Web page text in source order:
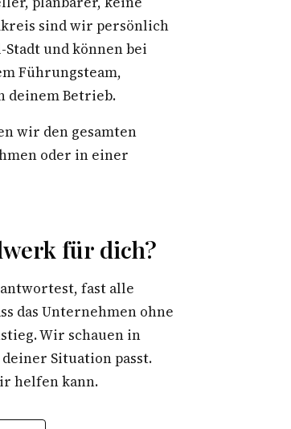
sind wir persönlich
und können bei
Führungsteam,
deinem Betrieb.
wir den gesamten
oder in einer
für dich?
fast alle
das Unternehmen ohne
Wir schauen in
Situation passt.
helfen kann.